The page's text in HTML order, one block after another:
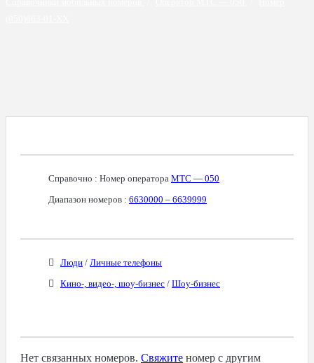
Справочно : Номер оператора МТС — 050
Диапазон номеров : 6630000 – 6639999
Люди / Личные телефоны
Кино-, видео-, шоу-бизнес / Шоу-бизнес
Нет связанных номеров. Свяжите номер с другим